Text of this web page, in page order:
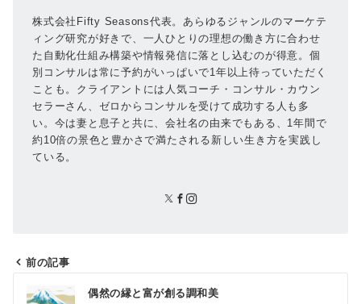
株式会社Fifty Seasons代表。あらゆるジャンルのマーケテ
ィング研究が好きで、一人ひとりの理想の働き方に合わせ
た自動化仕組み構築や情報発信に落とし込むのが得意。個
別コンサルは常に予約がいっぱいで1年以上待っていただく
ことも。クライアントには人気コーチ・コンサル・カウン
セラーさん、ゼロからコンサルを受けて成功する人も多
い。今は妻と息子と共に、会社名の由来でもある、1年間で
約10倍の景色と豊かさで満たされる新しい生き方を実践し
ている。
前の記事
偶然の縁と富が創る調和美